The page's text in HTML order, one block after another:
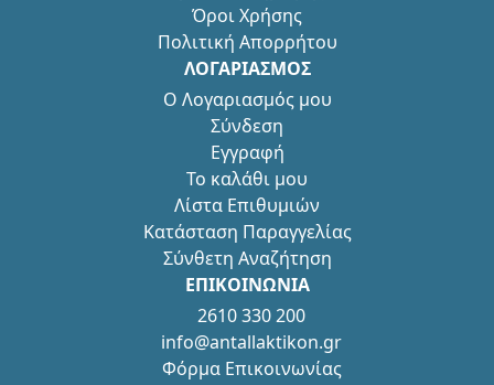
Όροι Χρήσης
Πολιτική Απορρήτου
ΛΟΓΑΡΙΑΣΜΟΣ
Ο Λογαριασμός μου
Σύνδεση
Εγγραφή
Το καλάθι μου
Λίστα Επιθυμιών
Κατάσταση Παραγγελίας
Σύνθετη Αναζήτηση
ΕΠΙΚΟΙΝΩΝΙΑ
2610 330 200
info@antallaktikon.gr
Φόρμα Επικοινωνίας